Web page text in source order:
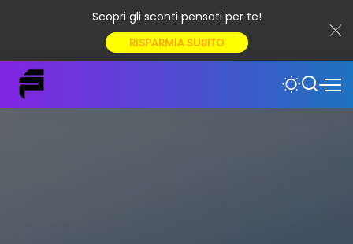
Scopri gli sconti pensati per te!
RISPARMIA SUBITO